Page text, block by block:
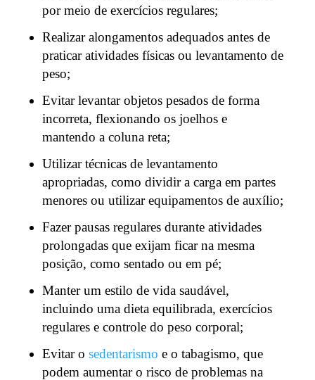
por meio de exercícios regulares;
Realizar alongamentos adequados antes de
praticar atividades físicas ou levantamento de
peso;
Evitar levantar objetos pesados de forma
incorreta, flexionando os joelhos e
mantendo a coluna reta;
Utilizar técnicas de levantamento
apropriadas, como dividir a carga em partes
menores ou utilizar equipamentos de auxílio;
Fazer pausas regulares durante atividades
prolongadas que exijam ficar na mesma
posição, como sentado ou em pé;
Manter um estilo de vida saudável,
incluindo uma dieta equilibrada, exercícios
regulares e controle do peso corporal;
Evitar o sedentarismo e o tabagismo, que
podem aumentar o risco de problemas na